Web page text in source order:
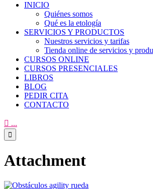
INICIO
Quiénes somos
Qué es la etología
SERVICIOS Y PRODUCTOS
Nuestros servicios y tarifas
Tienda online de servicios y
CURSOS ONLINE
CURSOS PRESENCIALES
LIBROS
BLOG
PEDIR CITA
CONTACTO
 ...

Attachment